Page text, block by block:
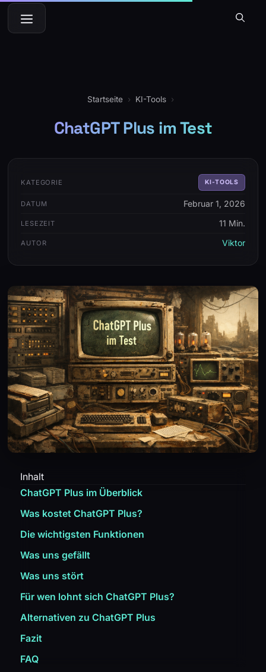
Zum
Inhalt
springen
Menü
Startseite › KI-Tools ›
ChatGPT Plus im Test
KATEGORIE KI-TOOLS
DATUM Februar 1, 2026
LESEZEIT 11 Min.
AUTOR Viktor
Inhalt
ChatGPT Plus im Überblick
Was kostet ChatGPT Plus?
Die wichtigsten Funktionen
Was uns gefällt
Was uns stört
Für wen lohnt sich ChatGPT Plus?
Alternativen zu ChatGPT Plus
Fazit
FAQ